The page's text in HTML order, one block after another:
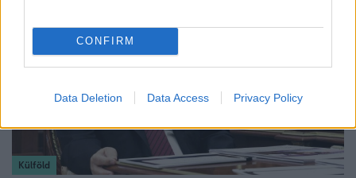
CONFIRM
Data Deletion Data Access Privacy Policy
Külföld